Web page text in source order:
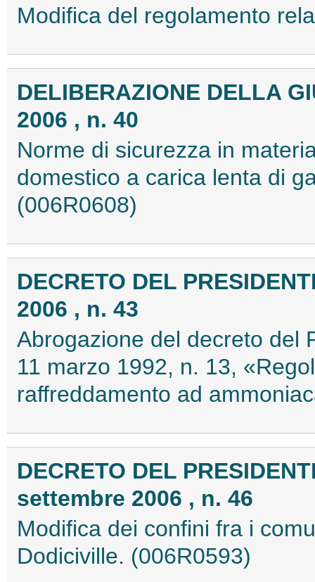
Modifica del regolamento
DELIBERAZIONE DELLA
2006 , n. 40
Norme di sicurezza in
domestico a carica lenta di
(006R0608)
DECRETO DEL
2006 , n. 43
Abrogazione del decreto del
11 marzo 1992, n. 13,
raffreddamento ad
DECRETO DEL
settembre 2006 , n. 46
Modifica dei confini fra i
Dodiciville. (006R0593)